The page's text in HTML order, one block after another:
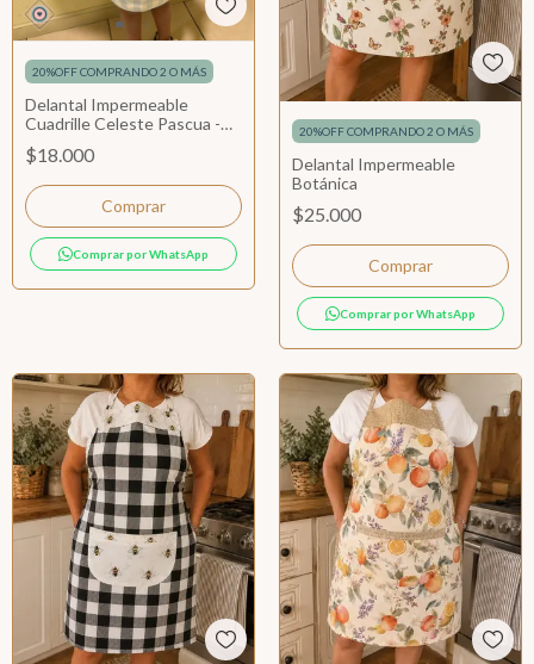
20%OFF COMPRANDO 2 O MÁS
Delantal Impermeable
Cuadrille Celeste Pascua -
Niños
$18.000
Comprar por WhatsApp
20%OFF COMPRANDO 2 O MÁS
Delantal Impermeable
Botánica
$25.000
Comprar por WhatsApp